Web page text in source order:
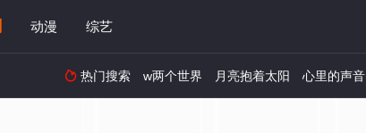
动漫 综艺
 热门搜索 w两个世界 月亮抱着太阳 心里的声音